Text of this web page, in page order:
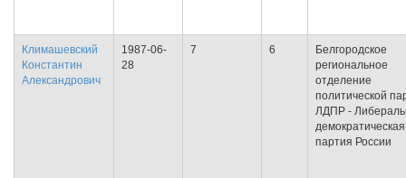
Климашевский
Константин
Александрович
1987-06-
28
7 6
Белгородское
региональное
отделение
политической
ЛДПР -
демократическая
партия России